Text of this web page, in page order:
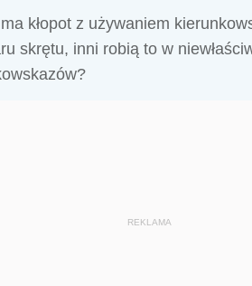
kłopot z używaniem
skrętu, inni robią to w
REKLAMA